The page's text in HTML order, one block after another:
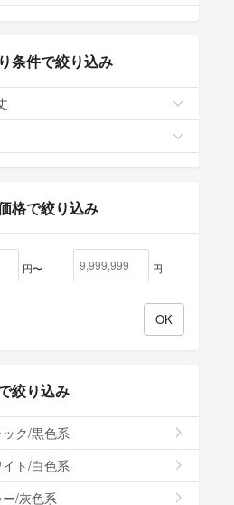
条件で絞り込み
格で絞り込み
円〜 円
絞り込み
ク/黒色系
ト/白色系
/灰色系